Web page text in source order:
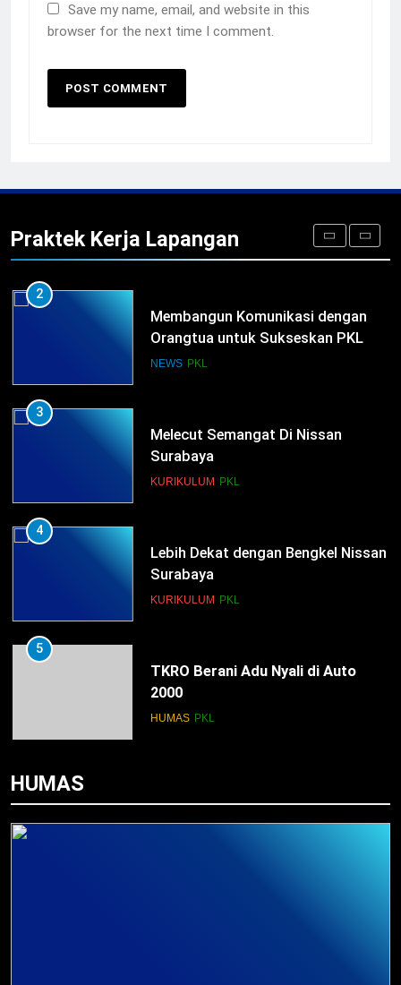
Save my name, email, and website in this
browser for the next time I comment.
Praktek Kerja Lapangan
KURIKULUM PKL
TKRO Berani Adu Nyali di Auto
Penempatan PKL TKRO Tahap I di
NEWS PKL
2
Membangun Komunikasi dengan
Orangtua untuk Sukseskan PKL
Kompetensi Keahlian TKRO
NEWS PKL
3
Melecut Semangat Di Nissan
Surabaya
KURIKULUM PKL
4
Lebih Dekat dengan Bengkel Nissan
Surabaya
KURIKULUM PKL
5
TKRO Berani Adu Nyali di Auto
2000
HUMAS PKL
HUMAS